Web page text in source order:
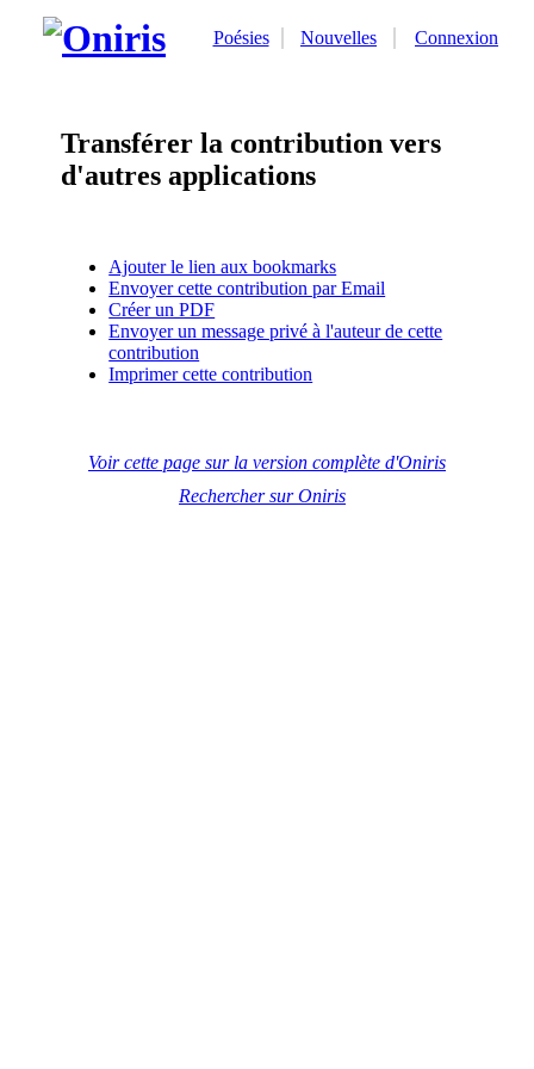
Poésies Nouvelles Connexion
Transférer la contribution vers
d'autres applications
Ajouter le lien aux bookmarks
Envoyer cette contribution par Email
Créer un PDF
Envoyer un message privé à l'auteur de cette
contribution
Imprimer cette contribution
Voir cette page sur la version complète d'Oniris
Rechercher sur Oniris